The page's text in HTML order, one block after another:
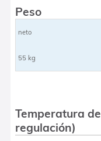
Peso
neto
55 kg
Temperatura
regulación)